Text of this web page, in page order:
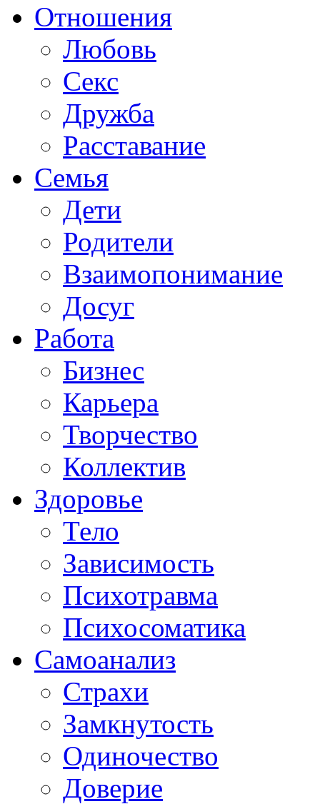
Отношения
Любовь
Секс
Дружба
Расставание
Семья
Дети
Родители
Взаимопонимание
Досуг
Работа
Бизнес
Карьера
Творчество
Коллектив
Здоровье
Тело
Зависимость
Психотравма
Психосоматика
Самоанализ
Страхи
Замкнутость
Одиночество
Доверие